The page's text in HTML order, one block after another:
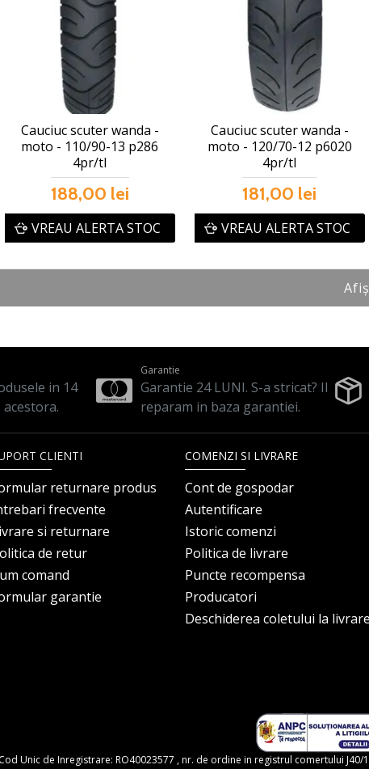
Cauciuc scuter wanda -
moto - 110/90-13 p286
4pr/tl
188,00 lei
VREAU ALERTA STOC
Cauciuc scuter wanda -
moto - 120/70-12 p6020
4pr/tl
181,00 lei
VREAU ALERTA STOC
in 14
Garantie
Garantie 24 LUNI. S-a stricat? Il
reparam in baza garantiei.
CLIENTI
returnare produs
frecvente
si returnare
de retur
comand
garantie
COMENZI SI LIVRARE
Cont de gospodar
Autentificare
Istoric comenzi
Politica de livrare
Puncte recompensa
Producatori
Deschiderea coletului la livrare
Unic de Inregistrare: RO40023577 , nr. de ordine in registrul comertului